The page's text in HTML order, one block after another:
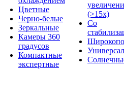
Цветные
Черно-белые
Зеркальные
Камеры 360
градусов
Компактные
экспертные
(>15x)
Со